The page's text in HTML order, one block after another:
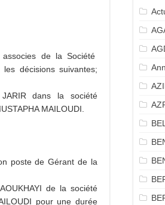
de la Société
décisions suivantes;
dans la société
MAILOUDI.
poste de Gérant de la
de la société
pour une durée